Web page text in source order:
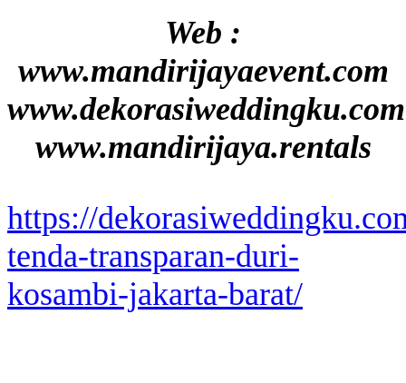
Web :
www.mandirijayaevent.com
www.dekorasiweddingku.com
www.mandirijaya.rentals
https://
tenda-transparan-duri-
kosambi-jakarta-barat/